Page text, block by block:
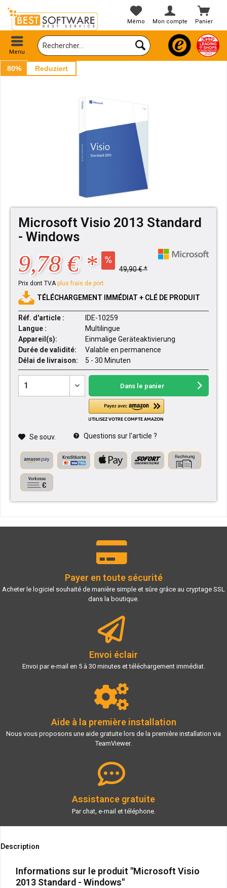
Panier
Mémo Mon compte
Menu
80% Reduziert
Microsoft Visio 2013 Standard
- Windows
9,78 € * 49,90 € *
Prix dont TVAplus frais de port
TÉLÉCHARGEMENT IMMÉDIAT + CLÉ DE PRODUIT
Réf. d'article :
IDE-10259
Langue :
Multilingue
Appareil(s):
Einmalige Geräteaktivierung
Durée de validité:
Valable en permanence
Délai de livraison:
5 - 30 Minuten
Dans le panier
Se souv. Questions sur l'article ?
Payer en toute sécurité
Acheter le logiciel souhaité de manière simple et sûre grâce au cryptage SSL
dans la boutique.
Envoi éclair
Envoi par e-mail en 5 à 30 minutes et téléchargement immédiat.
Aide à la première installation
Nous vous proposons une aide gratuite lors de la première installation via
TeamViewer.
Assistance gratuite
Par chat, e-mail et téléphone.
Description
Informations sur le produit "Microsoft Visio
2013 Standard - Windows"